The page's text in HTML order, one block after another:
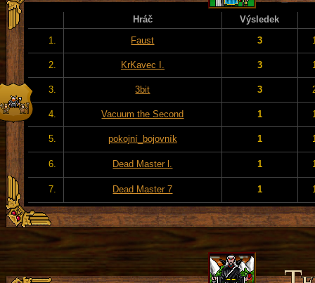
Hráč
Výsledek
1.
Faust 3
2. KrKavec I. 3
3. 3bit 3
4. Vacuum the Second 1
5. pokojní_bojovník 1
6. Dead Master l. 1
7. Dead Master 7 1